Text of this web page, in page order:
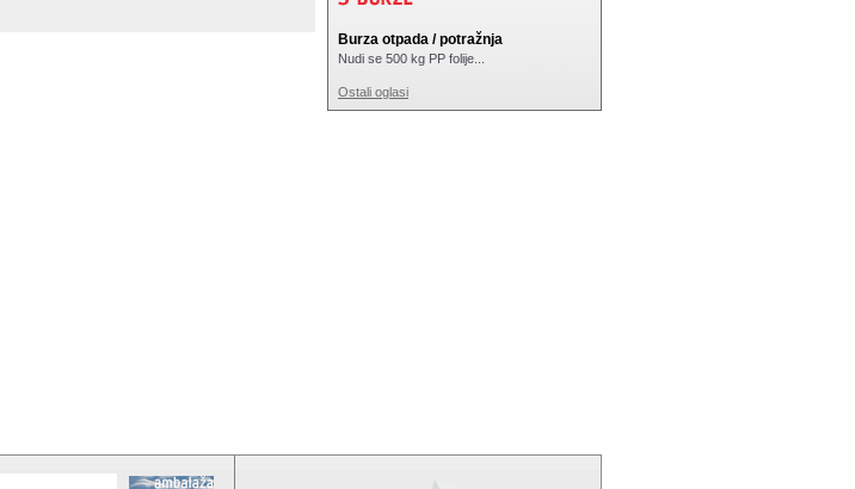
Burza otpada / potražnja
Nudi se 500 kg PP folije...
Ostali oglasi